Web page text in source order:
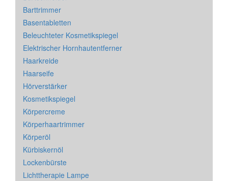
Barttrimmer
Basentabletten
Beleuchteter Kosmetikspiegel
Elektrischer Hornhautentferner
Haarkreide
Haarseife
Hörverstärker
Kosmetikspiegel
Körpercreme
Körperhaartrimmer
Körperöl
Kürbiskernöl
Lockenbürste
Lichttherapie Lampe